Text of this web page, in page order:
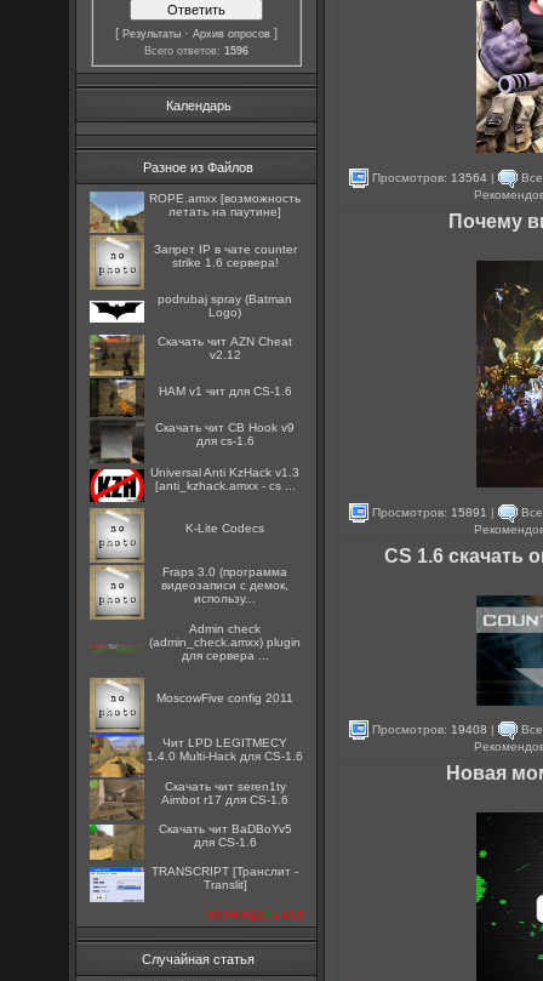
[Результаты ·Архив опросов ]
Всего ответов:1596
Календарь
Разное из Файлов
ROPE.amxx [возможность
летать на паутине]
Запрет IP в чате counter
strike 1.6 сервера!
podrubaj spray (Batman
Logo)
Скачать чит AZN Cheat
v2.12
HAM v1 чит для CS-1.6
Скачать чит CB Hook v9
для cs-1.6
Universal Anti KzHack v1.3
[anti_kzhack.amxx - cs ...
K-Lite Codecs
Fraps 3.0 (программа
видеозаписи с демок,
использу...
Admin check
(admin_check.amxx) plugin
для сервера ...
MoscowFive config 2011
Чит LPD LEGITMECY
1.4.0 Multi-Hack для CS-1.6
Скачать чит seren1ty
Aimbot r17 для CS-1.6
Скачать чит BaDBoYv5
для CS-1.6
TRANSCRIPT [Транслит -
Translit]
посмотреть все
Случайная статья
Просмотров: 13564 |
Почему
Просмотров: 15891 |
CS 1.6 скачать
Просмотров: 19408 |
Новая